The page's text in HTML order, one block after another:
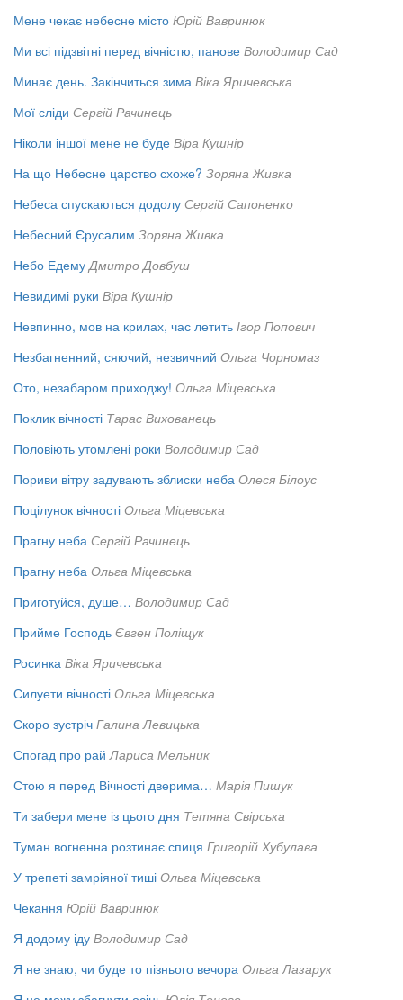
Мене чекає небесне місто Юрій Вавринюк
Ми всі підзвітні перед вічністю, панове Володимир Сад
Минає день. Закінчиться зима Віка Яричевська
Мої сліди Сергій Рачинець
Ніколи іншої мене не буде Віра Кушнір
На що Небесне царство схоже? Зоряна Живка
Небеса спускаються додолу Сергій Сапоненко
Небесний Єрусалим Зоряна Живка
Небо Едему Дмитро Довбуш
Невидимі руки Віра Кушнір
Невпинно, мов на крилах, час летить Ігор Попович
Незбагненний, сяючий, незвичний Ольга Чорномаз
Ото, незабаром приходжу! Ольга Міцевська
Поклик вічності Тарас Вихованець
Половіють утомлені роки Володимир Сад
Пориви вітру задувають зблиски неба Олеся Білоус
Поцілунок вічності Ольга Міцевська
Прагну неба Сергій Рачинець
Прагну неба Ольга Міцевська
Приготуйся, душе… Володимир Сад
Прийме Господь Євген Поліщук
Росинка Віка Яричевська
Силуети вічності Ольга Міцевська
Скоро зустріч Галина Левицька
Спогад про рай Лариса Мельник
Стою я перед Вічності дверима… Марія Пишук
Ти забери мене із цього дня Тетяна Свірська
Туман вогненна розтинає спиця Григорій Хубулава
У трепеті замріяної тиші Ольга Міцевська
Чекання Юрій Вавринюк
Я додому іду Володимир Сад
Я не знаю, чи буде то пізнього вечора Ольга Лазарук